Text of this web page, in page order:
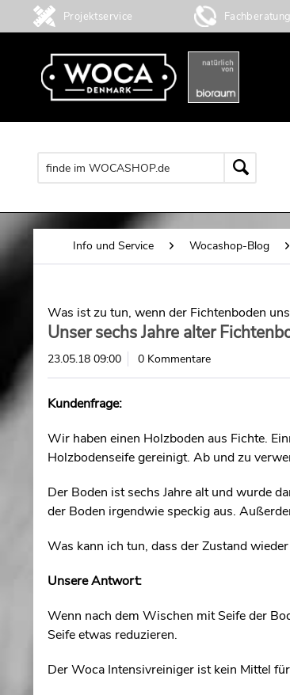
Projektservice Fachberatung
Info und Service Wocashop-Blog
Was ist zu tun, wenn der Fichtenboden
Unser sechs Jahre alter
23.05.18 09:00 0 Kommentare
Kundenfrage:
Wir haben einen Holzboden aus Fichte.
Holzbodenseife gereinigt. Ab und zu
Der Boden ist sechs Jahre alt und wurde
der Boden irgendwie speckig aus.
Was kann ich tun, dass der Zustand
Unsere Antwort:
Wenn nach dem Wischen mit Seife der
Seife etwas reduzieren.
Der Woca Intensivreiniger ist kein Mittel